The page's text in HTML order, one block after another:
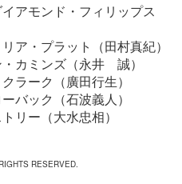
アモンド・フィリップス
ア・プラット（田村真紀）
カミンズ（永井 誠）
ラーク（廣田行生）
バック（石波義人）
リー（大水忠相）
RESERVED.